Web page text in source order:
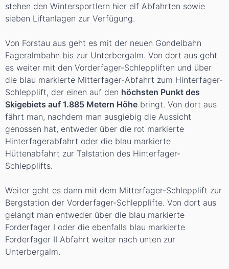
stehen den Wintersportlern hier elf Abfahrten sowie
sieben Liftanlagen zur Verfügung.
Von Forstau aus geht es mit der neuen Gondelbahn
Fageralmbahn bis zur Unterbergalm. Von dort aus geht
es weiter mit den Vorderfager-Schleppliften und über
die blau markierte Mitterfager-Abfahrt zum Hinterfager-
Schlepplift, der einen auf den höchsten Punkt des
Skigebiets auf 1.885 Metern Höhe bringt. Von dort aus
fährt man, nachdem man ausgiebig die Aussicht
genossen hat, entweder über die rot markierte
Hinterfagerabfahrt oder die blau markierte
Hüttenabfahrt zur Talstation des Hinterfager-
Schlepplifts.
Weiter geht es dann mit dem Mitterfager-Schlepplift zur
Bergstation der Vorderfager-Schlepplifte. Von dort aus
gelangt man entweder über die blau markierte
Forderfager I oder die ebenfalls blau markierte
Forderfager II Abfahrt weiter nach unten zur
Unterbergalm.